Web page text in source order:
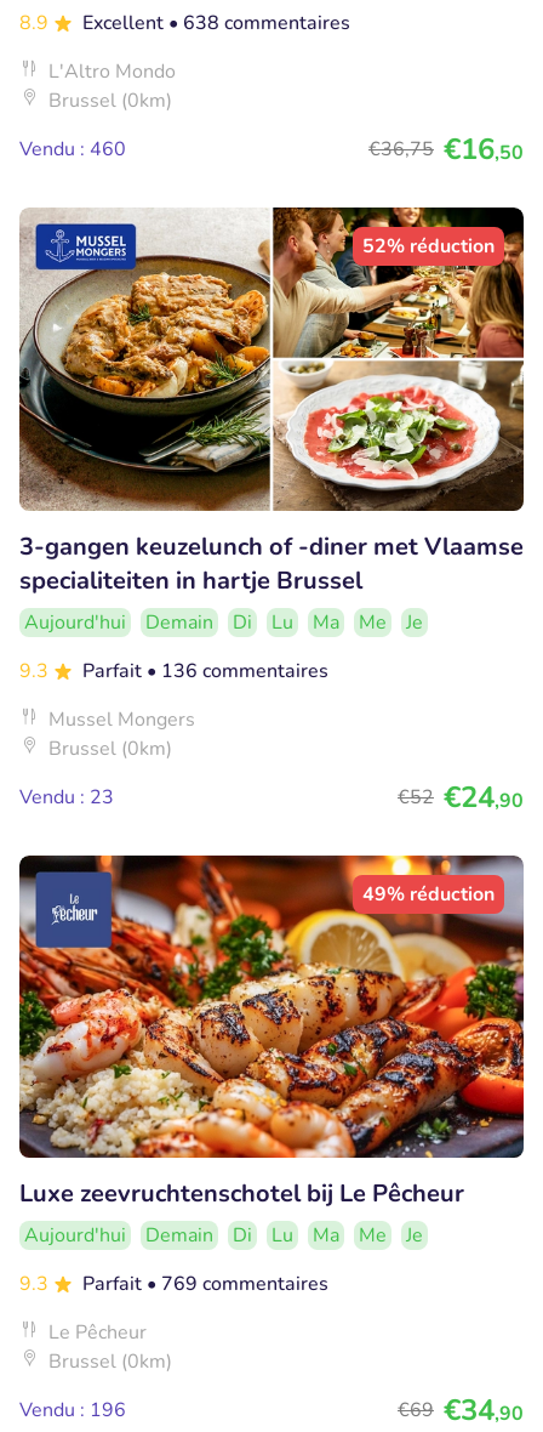
8.9 Excellent • 638 commentaires
L'Altro Mondo
Brussel (0km)
Vendu : 460
€36,75 €16,50
52% réduction
3-gangen keuzelunch of -diner met Vlaamse
specialiteiten in hartje Brussel
Aujourd'hui Demain Di Lu Ma Me
Je
9.3
Parfait • 136 commentaires
Mussel Mongers
Brussel (0km)
Vendu : 23
€52 €24,90
49% réduction
Luxe zeevruchtenschotel bij Le Pêcheur
Aujourd'hui Demain Di Lu Ma Me
Je
9.3
Parfait • 769 commentaires
Le Pêcheur
Brussel (0km)
Vendu : 196
€69 €34,90